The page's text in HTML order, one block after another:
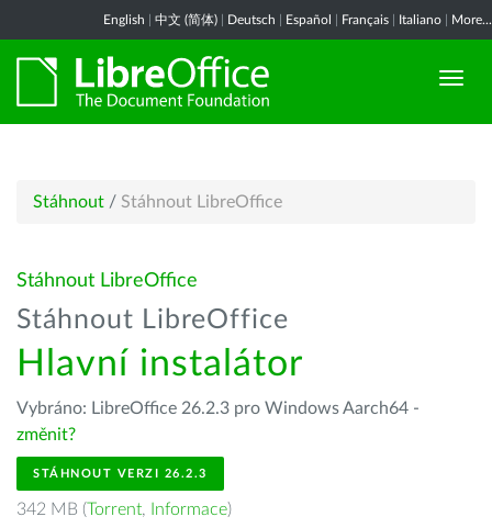
English 中文 (简体) Deutsch Español Français Italiano More...
Stáhnout / Stáhnout LibreOffice
Stáhnout LibreOffice
Stáhnout LibreOffice
Hlavní instalátor
Vybráno: LibreOffice 26.2.3 pro Windows Aarch64 -
změnit?
STÁHNOUT VERZI 26.2.3
342 MB (Torrent, Informace)